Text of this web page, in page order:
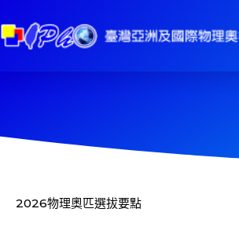
2026物理奧匹選拔要點